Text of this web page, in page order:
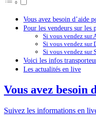
Vous avez besoin d’aide
Pour les vendeurs sur les
Si vous vendez sur
Si vous vendez sur
Si vous vendez sur
Voici les infos
Les actualités en live
Vous avez besoin
Suivez les informations en